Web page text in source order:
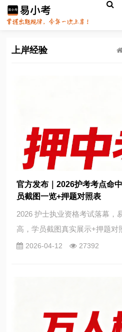
上岸经验
官方发布｜2026护考考点命
员截图一览+押题对照表
2026 护士执业资格考试落幕，
高，学员截图真实展示+押题对
题，助力考生高效备考。
2026-04-12 27392